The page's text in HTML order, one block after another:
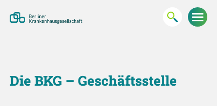
Die BKG – Geschäftsstelle